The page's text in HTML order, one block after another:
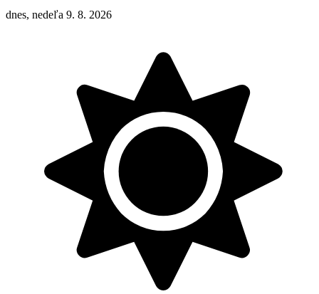
dnes, nedeľa 9. 8. 2026